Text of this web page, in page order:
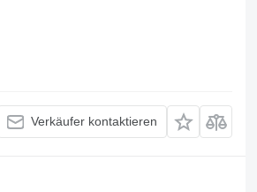
Verkäufer kontaktieren